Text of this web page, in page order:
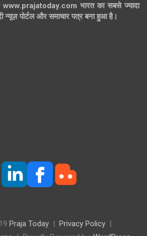
www.prajatoday.com भारत का सबसे ज्यादा
न्यूज़ पोर्टल और समाचार पत्र बना हुआ है।
Praja Today
Privacy Policy